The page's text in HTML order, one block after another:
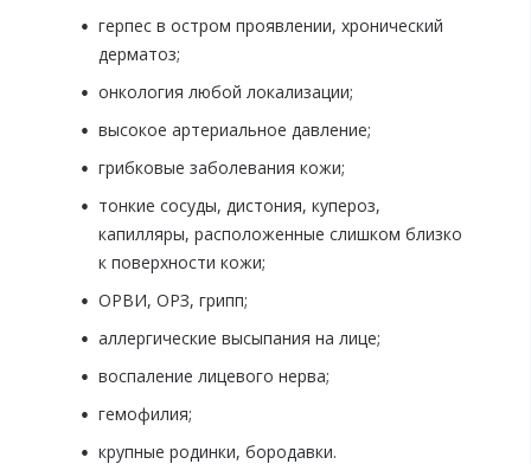
герпес в остром проявлении, хронический
дерматоз;
онкология любой локализации;
высокое артериальное давление;
грибковые заболевания кожи;
тонкие сосуды, дистония, купероз,
капилляры, расположенные слишком близко
к поверхности кожи;
ОРВИ, ОРЗ, грипп;
аллергические высыпания на лице;
воспаление лицевого нерва;
гемофилия;
крупные родинки, бородавки.